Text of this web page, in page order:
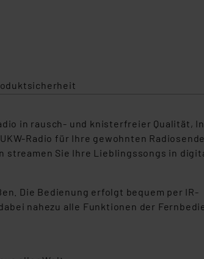
in rausch- und knisterfreier Qualität,
Radio für Ihre gewohnten
streamen Sie Ihre Lieblingssongs in
Die Bedienung erfolgt bequem per IR-
nahezu alle Funktionen der